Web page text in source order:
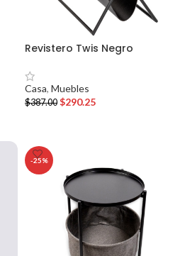
Revistero Twis Negro
Casa, Muebles
$387.00 $290.25
-25%